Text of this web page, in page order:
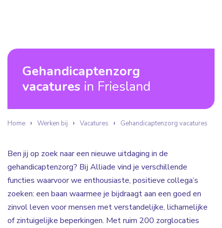
Gehandicaptenzorg
vacatures in Friesland
Home Werken bij Vacatures Gehandicaptenzorg vacatures
Ben jij op zoek naar een nieuwe uitdaging in de
gehandicaptenzorg? Bij Alliade vind je verschillende
functies waarvoor we enthousiaste, positieve collega’s
zoeken: een baan waarmee je bijdraagt aan een goed en
zinvol leven voor mensen met verstandelijke, lichamelijke
of zintuigelijke beperkingen. Met ruim 200 zorglocaties